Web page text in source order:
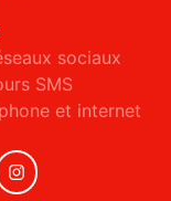
sociaux
SMS
et internet